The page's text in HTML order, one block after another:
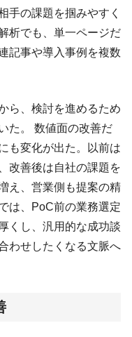
手の課題を掴みやすく
析でも、単一ページだ
記事や導入事例を複数
ら、検討を進めるため
た。 数値面の改善だ
も変化が出た。以前は
改善後は自社の課題を
え、営業側も提案の精
は、PoC前の業務選定
くし、汎用的な成功談
わせしたくなる文脈へ